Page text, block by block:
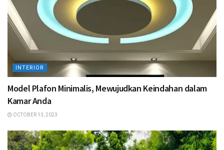
INTERIOR
Model Plafon Minimalis, Mewujudkan Keindahan dalam
Kamar Anda
OCTOBER 13, 2023